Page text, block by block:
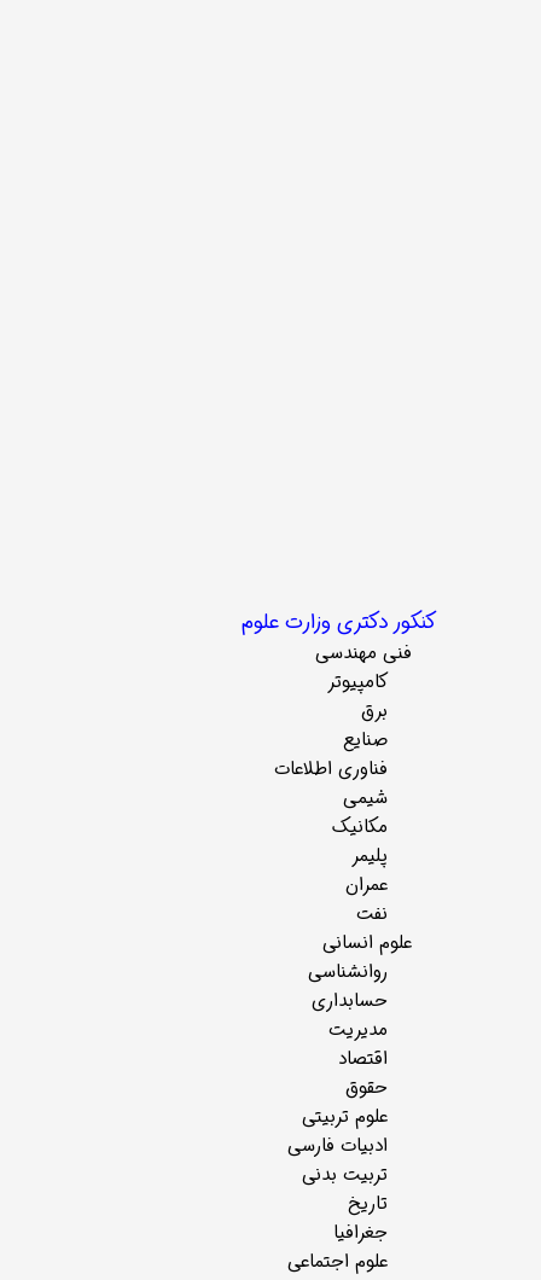
کنکور دکتری وزارت علوم
فنی مهندسی
کامپیوتر
برق
صنایع
فناوری اطلاعات
شیمی
مکانیک
پلیمر
عمران
نفت
علوم انسانی
روانشناسی
حسابداری
مدیریت
اقتصاد
حقوق
علوم تربیتی
ادبیات فارسی
تربیت بدنی
تاریخ
جغرافیا
علوم اجتماعی